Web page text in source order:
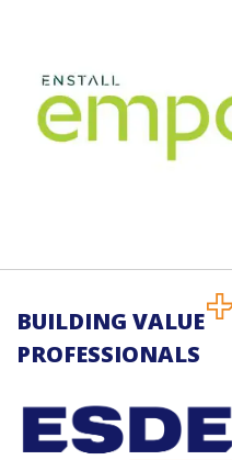
BUILDING VALUE
PROFESSIONALS